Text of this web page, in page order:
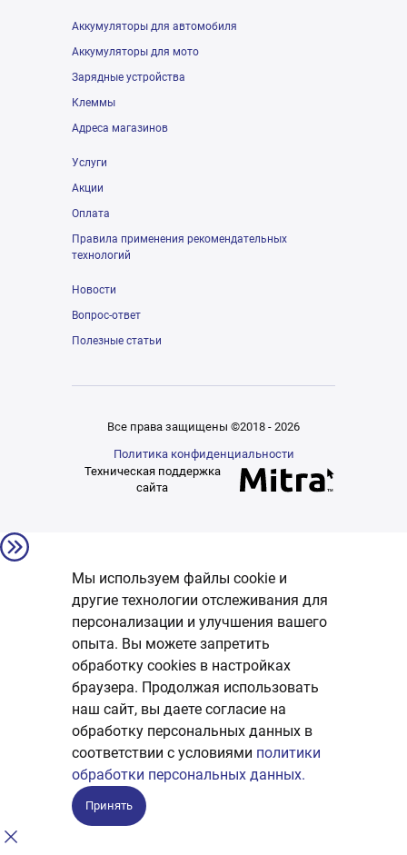
Аккумуляторы для автомобиля
Аккумуляторы для мото
Зарядные устройства
Клеммы
Адреса магазинов
Услуги
Акции
Оплата
Правила применения рекомендательных
технологий
Новости
Вопрос-ответ
Полезные статьи
Все права защищены ©2018 - 2026
Политика конфиденциальности
Техническая поддержка
сайта
Мы используем файлы cookie и
другие технологии отслеживания для
персонализации и улучшения вашего
опыта. Вы можете запретить
обработку сookies в настройках
браузера. Продолжая использовать
наш сайт, вы даете согласие на
обработку персональных данных в
соответствии с условиями политики
обработки персональных данных.
Принять